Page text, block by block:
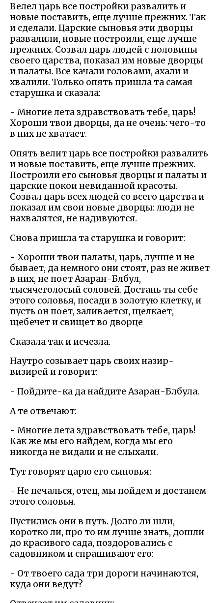
Велел царь все постройки развалить и
новые поставить, еще лучше прежних. Так
и сделали. Царские сыновья эти дворцы
развалили, новые построили, еще лучше
прежних. Созвал царь людей с половины
своего царства, показал им новые дворцы
и палаты. Все качали головами, ахали и
хвалили. Только опять пришла та самая
старушка и сказала:
- Многие лета здравствовать тебе, царь!
Хороши твои дворцы, да не очень: чего-то
в них не хватает.
Опять велит царь все постройки развалить
и новые поставить, еще лучше прежних.
Построили его сыновья дворцы и палаты и
царские покои невиданной красоты.
Созвал царь всех людей со всего царства и
показал им свои новые дворцы: люди не
нахвалятся, не надивуются.
Снова пришла та старушка и говорит:
- Хороши твои палаты, царь, лучше и не
бывает, да немного они стоят, раз не живет
в них, не поет Азаран-Блбул,
тысячеголосый соловей. Достань ты себе
этого соловья, посади в золотую клетку, и
пусть он поет, заливается, щелкает,
щебечет и свищет во дворце
Сказала так и исчезла.
Наутро созывает царь своих назир-
визирей и говорит:
- Пойдите-ка да найдите Азаран-Блбула.
А те отвечают:
- Многие лета здравствовать тебе, царь!
Как же мы его найдем, когда мы его
никогда не видали и не слыхали.
Тут говорят царю его сыновья:
- Не печалься, отец, мы пойдем и достанем
этого соловья.
Пустились они в путь. Долго ли шли,
коротко ли, про то им лучше знать, дошли
до красивого сада, поздоровались с
садовником и спрашивают его:
- От твоего сада три дороги начинаются,
куда они ведут?